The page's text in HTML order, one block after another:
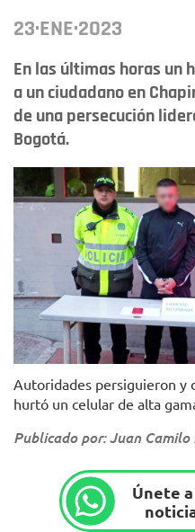
23·ENE·2023
En las últimas horas un
a un ciudadano en
de una persecución
Bogotá.
Autoridades persiguieron y
hurtó un celular de alta
Publicado por: Juan Camilo
Únete